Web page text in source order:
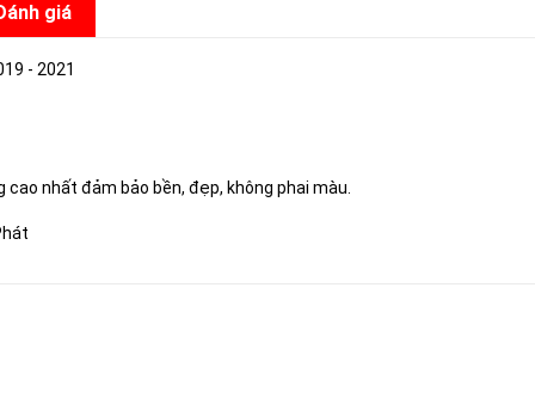
giá
- 2021
nhất đảm bảo bền, đẹp, không phai màu.